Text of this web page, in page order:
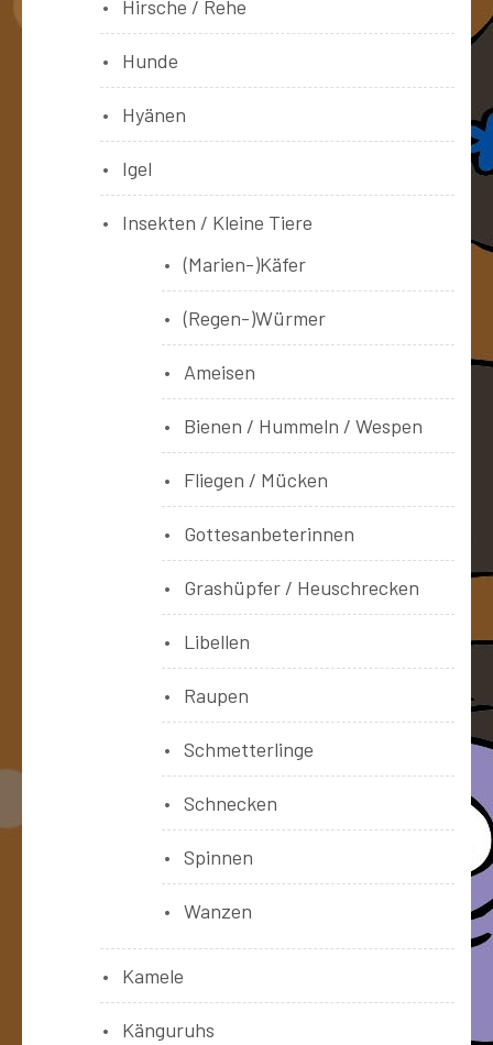
Hirsche / Rehe
Hunde
Hyänen
Igel
Insekten / Kleine Tiere
(Marien-)Käfer
(Regen-)Würmer
Ameisen
Bienen / Hummeln / Wespen
Fliegen / Mücken
Gottesanbeterinnen
Grashüpfer / Heuschrecken
Libellen
Raupen
Schmetterlinge
Schnecken
Spinnen
Wanzen
Kamele
Känguruhs